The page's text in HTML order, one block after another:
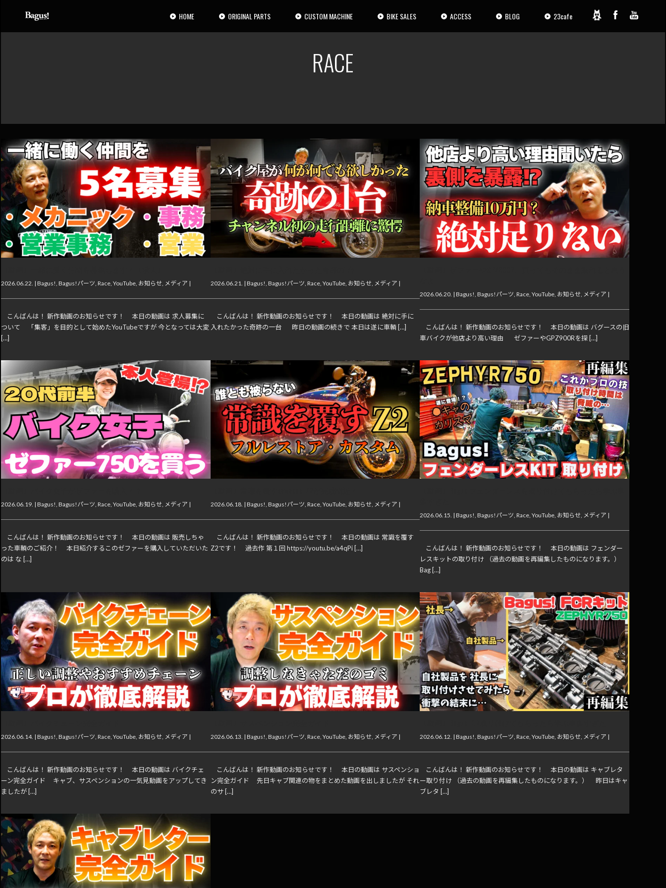
ン
ー
HOME ORIGINAL PARTS CUSTOM MACHINE BIKE SALES ACCESS BLOG 23cafe
RACE
2026.06.22. | Bagus! Bagus!パーツ Race YouTube お知らせ メディア |
こんばんは！ 新作動画のお知らせです！ 本日の動画は 求人募集に
ついて 「集客」を目的として始めたYouTubeですが 今となっては大変
[…]
2026.06.21. | Bagus! Bagus!パーツ Race, YouTube, お知らせ, メディア |
こんばんは！ 新作動画のお知らせです！ 本日の動画は 絶対に手に
入れたかった奇跡の一台 昨日の動画の続きで 本日は遂に車輌 […]
2026.06.20. |Bagus! ,Bagus!パーツ ,Race ,YouTube お知らせ メディア |
こんばんは！ 新作動画のお知らせです！ 本日の動画は バグースの旧
車バイクが他店より高い理由 ゼファーやGPZ900Rを探 […]
2026.06.19. | Bagus!, Bagus!パーツ, Race, YouTube, お知らせ, メディア |
こんばんは！ 新作動画のお知らせです！ 本日の動画は 販売しちゃ
った車輌のご紹介！ 本日紹介するこのゼファーを購入していただいた
のは な […]
2026.06.18. | Bagus!, Bagus!パーツ, Race, YouTube, お知らせ, メディア |
こんばんは！ 新作動画のお知らせです！ 本日の動画は 常識を覆す
Z2です！ 過去作 第１回 https://youtu.be/a4qPi […]
2026.06.15. |Bagus!,Bagus!パーツ,Race,YouTube, お知らせ, メディア |
こんばんは！ 新作動画のお知らせです！ 本日の動画は フェンダー
レスキットの取り付け （過去の動画を再編集したものになります。）
Bag […]
2026.06.14. | Bagus! Bagus!パーツ Race YouTube お知らせ メディア |
こんばんは！ 新作動画のお知らせです！ 本日の動画は バイクチェ
ーン完全ガイド キャブ、サスペンションの一気見動画をアップしてき
ましたが […]
2026.06.13. | Bagus! Bagus!パーツ Race, YouTube, お知らせ, メディア |
こんばんは！ 新作動画のお知らせです！ 本日の動画は サスペンショ
ン完全ガイド 先日キャブ関連の物をまとめた動画を出しましたが それ
のサ […]
2026.06.12. |Bagus! ,Bagus!パーツ ,Race ,YouTube お知らせ メディア |
こんばんは！ 新作動画のお知らせです！ 本日の動画は キャブレタ
ー取り付け （過去の動画を再編集したものになります。） 昨日はキャ
ブレタ […]